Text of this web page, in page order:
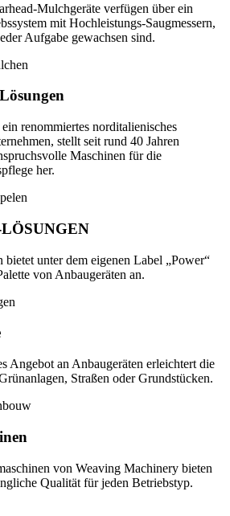
Mulchgeräte verfügen über ein
mit Hochleistungs-Saugmessern,
Aufgabe gewachsen sind.
renommiertes norditalienisches
stellt seit rund 40 Jahren
Maschinen für die
her.
bietet unter dem eigenen Label „Power“
von Anbaugeräten an.
Angebot an Anbaugeräten erleichtert die
Straßen oder Grundstücken.
von Weaving Machinery bieten
Qualität für jeden Betriebstyp.